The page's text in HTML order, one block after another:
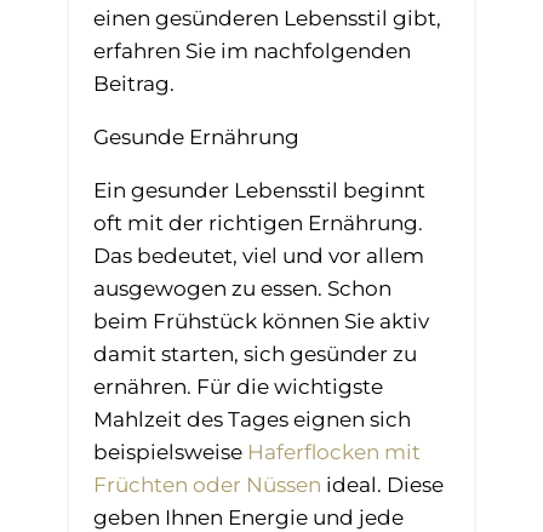
einen gesünderen Lebensstil gibt,
erfahren Sie im nachfolgenden
Beitrag.
Gesunde Ernährung
Ein gesunder Lebensstil beginnt
oft mit der richtigen Ernährung.
Das bedeutet, viel und vor allem
ausgewogen zu essen. Schon
beim Frühstück können Sie aktiv
damit starten, sich gesünder zu
ernähren. Für die wichtigste
Mahlzeit des Tages eignen sich
beispielsweise Haferflocken mit
Früchten oder Nüssen ideal. Diese
geben Ihnen Energie und jede